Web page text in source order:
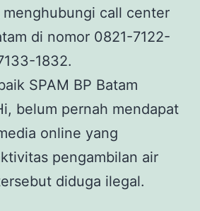
call center
di nomor 0821-7122-
1832.
SPAM BP Batam
belum pernah mendapat
online yang
pengambilan air
diduga ilegal.